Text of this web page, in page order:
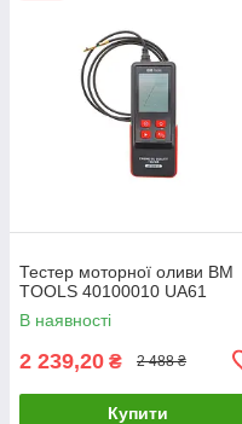
Тестер моторної оливи BM
TOOLS 40100010 UA61
В наявності
2 239,20 ₴ 2 488 ₴
Купити